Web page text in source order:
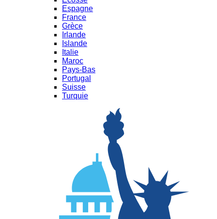
Espagne
France
Grèce
Irlande
Islande
Italie
Maroc
Pays-Bas
Portugal
Suisse
Turquie